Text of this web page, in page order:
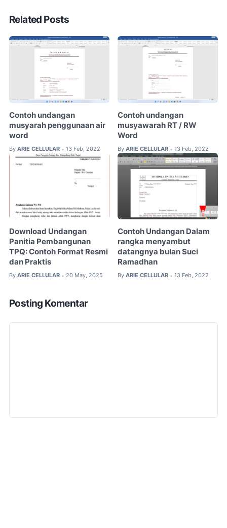
Related Posts
Contoh undangan
musyarah penggunaan air
word
By ARIE CELLULAR • 13 Feb, 2022
Contoh undangan
musyawarah RT / RW
Word
By ARIE CELLULAR • 13 Feb, 2022
Download Undangan
Panitia Pembangunan
TPQ: Contoh Format Resmi
dan Praktis
By ARIE CELLULAR • 20 May, 2025
Contoh Undangan Dalam
rangka menyambut
datangnya bulan Suci
Ramadhan
By ARIE CELLULAR • 13 Feb, 2022
Posting Komentar